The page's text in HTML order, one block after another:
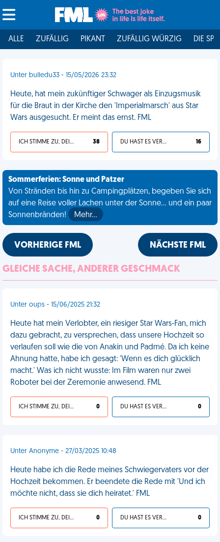
ALLE ZUFÄLLIG PIKANT ZUFÄLLIG WÜRZIG DIE
Unter bulledu33 - 15/05/2026 23:32
Heute, hat mein zukünftiger Schwager als Einzugsmusik
für die Braut in der Kirche den 'Imperialmarsch' aus Star
Wars ausgesucht. Er meint das ernst. FML
ICH STIMME ZU, DEIN LEBEN IST SCHEISSE 38 DU HAST ES VERDIENT 16
Sommerferien: Sonne und Patzer
Von Stränden bis hin zu Campingplätzen, begeben Sie sich
auf eine Reise voller Lachen unter der Sonne... und ein paar
Sonnenbränden!
Mehr…
VORHERIGE FML NÄCHSTE FML
GLEICHE SACHE, ANDERER GESCHMACK
Unter oups - 15/06/2025 21:32
Heute hat mein Verlobter, ein riesiger Star Wars-Fan, mich
dazu gebracht, zu versprechen, dass unsere Hochzeit so
verlaufen soll wie die von Anakin und Padmé. Da ich keine
Ahnung hatte, habe ich gesagt: 'Wenn es dich glücklich
macht.' Was ich nicht wusste: Im Film waren nur zwei
Roboter bei der Zeremonie anwesend. FML
ICH STIMME ZU, DEIN LEBEN IST SCHEISSE 0 DU HAST ES VERDIENT 0
Unter Anonyme - 27/03/2025 10:48
Heute habe ich die Rede meines Schwiegervaters vor der
Hochzeit bekommen. Er beendete die Rede mit 'Und ich
möchte nicht, dass sie dich heiratet.' FML
ICH STIMME ZU, DEIN LEBEN IST SCHEISSE 0 DU HAST ES VERDIENT 0